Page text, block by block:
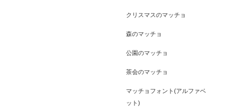
クリスマスのマッチョ
森のマッチョ
公園のマッチョ
茶会のマッチョ
マッチョフォント(アルファベ
ット)